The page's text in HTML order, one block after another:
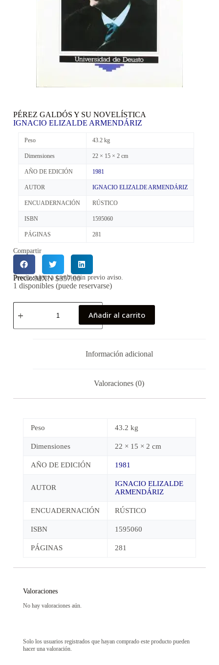
PÉREZ GALDÓS Y SU NOVELÍSTICA
IGNACIO ELIZALDE ARMENDÁRIZ
Peso 43.2 kg
Dimensiones 22 × 15 × 2 cm
AÑO DE EDICIÓN 1981
AUTOR IGNACIO ELIZALDE ARMENDÁRIZ
ENCUADERNACIÓN RÚSTICO
ISBN 1595060
PÁGINAS 281
Compartir
Precio:MXN $357.00
Precio sujeto a cambio sin previo aviso.
1 disponibles (puede reservarse)
Añadir al carrito
Información adicional
Valoraciones (0)
Peso 43.2 kg
Dimensiones 22 × 15 × 2 cm
AÑO DE EDICIÓN 1981
AUTOR
IGNACIO ELIZALDE
ARMENDÁRIZ
ENCUADERNACIÓN RÚSTICO
ISBN 1595060
PÁGINAS 281
Valoraciones
No hay valoraciones aún.
Solo los usuarios registrados que hayan comprado este producto pueden
hacer una valoración.